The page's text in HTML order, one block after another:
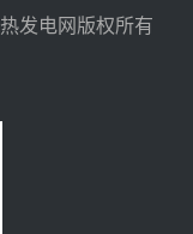
发电网版权所有